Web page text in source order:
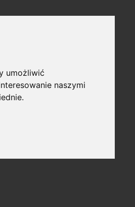
umożliwić
naszymi
.